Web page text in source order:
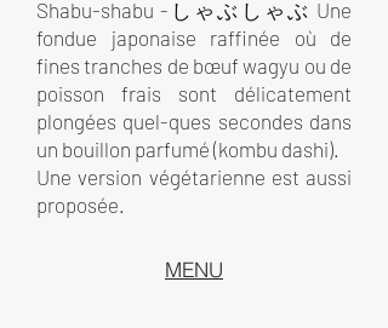
Shabu-shabu -しゃぶしゃぶ Une
fondue japonaise raffinée où de
fines tranches de bœuf wagyu ou de
poisson frais sont délicatement
plongées quel-ques secondes dans
un bouillon parfumé (kombu dashi).
Une version végétarienne est aussi
proposée.
MENU